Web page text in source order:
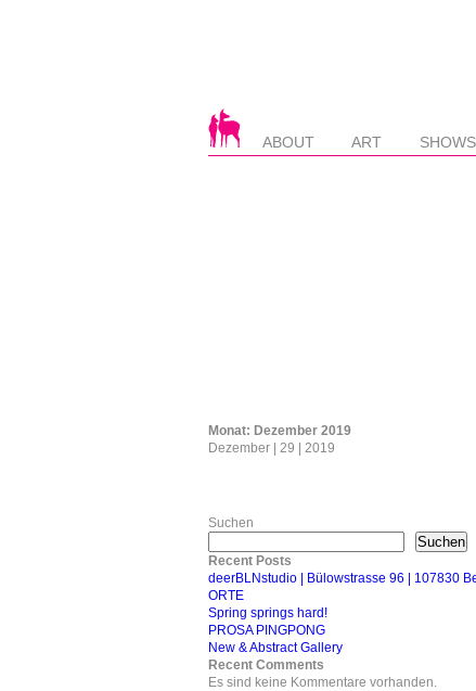
ABOUT ART SHOWS
Monat: Dezember 2019
Dezember | 29 | 2019
Suchen
Suchen
Recent Posts
deerBLNstudio | Bülowstrasse 96 | 107830
ORTE
Spring springs hard!
PROSA PINGPONG
New & Abstract Gallery
Recent Comments
Es sind keine Kommentare vorhanden.